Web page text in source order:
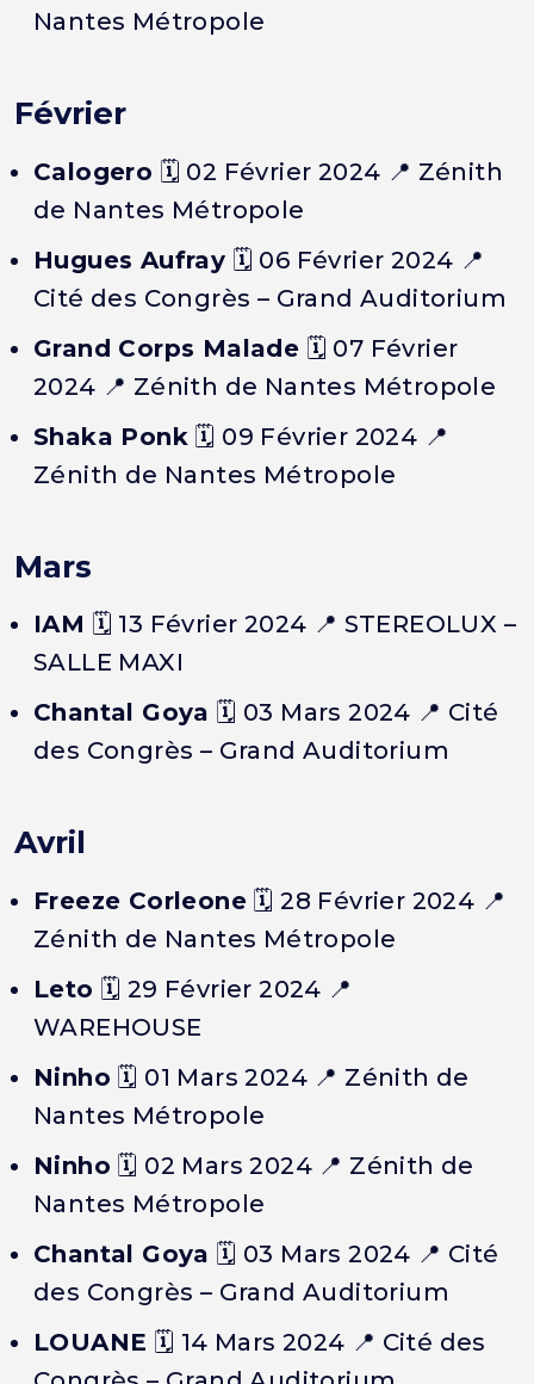
Nantes Métropole
Février
Calogero 🗓️ 02 Février 2024 📍 Zénith
de Nantes Métropole
Hugues Aufray 🗓️ 06 Février 2024 📍
Cité des Congrès – Grand Auditorium
Grand Corps Malade 🗓️ 07 Février
2024 📍 Zénith de Nantes Métropole
Shaka Ponk 🗓️ 09 Février 2024 📍
Zénith de Nantes Métropole
Mars
IAM 🗓️ 13 Février 2024 📍 STEREOLUX –
SALLE MAXI
Chantal Goya 🗓️ 03 Mars 2024 📍 Cité
des Congrès – Grand Auditorium
Avril
Freeze Corleone 🗓️ 28 Février 2024 📍
Zénith de Nantes Métropole
Leto 🗓️ 29 Février 2024 📍
WAREHOUSE
Ninho 🗓️ 01 Mars 2024 📍 Zénith de
Nantes Métropole
Ninho 🗓️ 02 Mars 2024 📍 Zénith de
Nantes Métropole
Chantal Goya 🗓️ 03 Mars 2024 📍 Cité
des Congrès – Grand Auditorium
LOUANE 🗓️ 14 Mars 2024 📍 Cité des